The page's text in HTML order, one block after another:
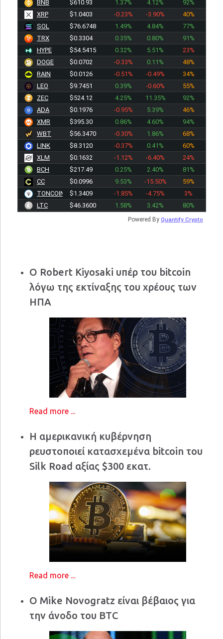
BNB $610.93 1.37% 4.12%
92%
XRP
$1.0403 -0.23% -3.90%
40%
SOL
$76.6748 1.49% 4.84%
77%
TRX
$0.3304 0.35% 0.80%
91%
HYPE
$54.5415 0.32% 5.51%
23%
DOGE
$0.0702 -0.33% 0.11%
48%
RAIN
$0.0126 -0.51% -0.49%
34%
LEO
$9.7451 0.39% -0.60%
55%
ZEC
$524.12 4.25% 11.35%
92%
ADA
$0.1976 -0.95% 5.39%
46%
XMR
$395.30 0.86% 4.60%
94%
WBT
$56.3470 -0.30% 1.86%
68%
LINK
$8.3120 -0.37% 0.41%
60%
XLM
$0.1632 -1.12% -6.40%
24%
BCH
$217.49 0.25% 2.40%
81%
CC
$0.0996 9.53% -15.50%
59%
TONCOIN
$1.3409 -1.85% -4.75%
3%
LTC
$46.3600 1.58% 3.42% 80%
Powered By Quantify Crypto
Ο Robert Kiyosaki υπέρ του bitcoin
λόγω της εκτίναξης του χρέους των
ΗΠΑ
Read more ...
Η αμερικανική κυβέρνηση
ρευστοποιεί κατασχεμένα bitcoin του
Silk Road αξίας $300 εκατ.
Read more ...
Ο Mike Novogratz είναι βέβαιος για
την άνοδο του BTC